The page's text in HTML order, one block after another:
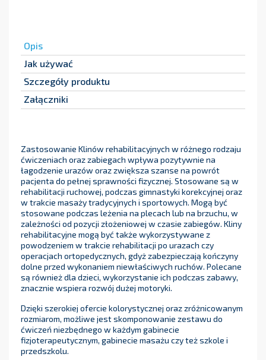
Opis
Jak używać
Szczegóły produktu
Załączniki
Zastosowanie Klinów rehabilitacyjnych w różnego rodzaju
ćwiczeniach oraz zabiegach wpływa pozytywnie na
łagodzenie urazów oraz zwiększa szanse na powrót
pacjenta do pełnej sprawności fizycznej. Stosowane są w
rehabilitacji ruchowej, podczas gimnastyki korekcyjnej oraz
w trakcie masaży tradycyjnych i sportowych. Mogą być
stosowane podczas leżenia na plecach lub na brzuchu, w
zależności od pozycji złożeniowej w czasie zabiegów. Kliny
rehabilitacyjne mogą być także wykorzystywane z
powodzeniem w trakcie rehabilitacji po urazach czy
operacjach ortopedycznych, gdyż zabezpieczają kończyny
dolne przed wykonaniem niewłaściwych ruchów. Polecane
są również dla dzieci, wykorzystanie ich podczas zabawy,
znacznie wspiera rozwój dużej motoryki.
Dzięki szerokiej ofercie kolorystycznej oraz zróżnicowanym
rozmiarom, możliwe jest skomponowanie zestawu do
ćwiczeń niezbędnego w każdym gabinecie
fizjoterapeutycznym, gabinecie masażu czy też szkole i
przedszkolu.